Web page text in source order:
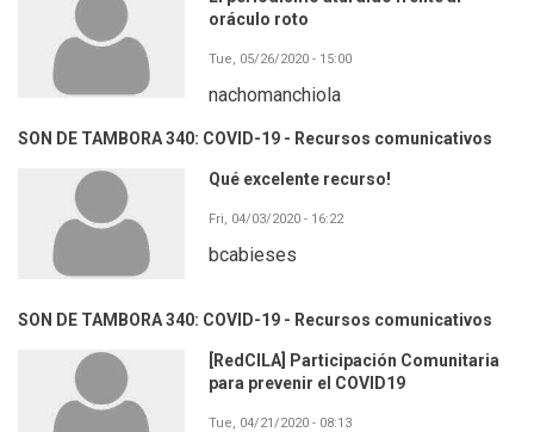
oráculo roto
Tue, 05/26/2020 - 15:00
nachomanchiola
SON DE TAMBORA 340: COVID-19 - Recursos comunicativos
Qué excelente recurso!
Fri, 04/03/2020 - 16:22
bcabieses
SON DE TAMBORA 340: COVID-19 - Recursos comunicativos
[RedCILA] Participación Comunitaria
para prevenir el COVID19
Tue, 04/21/2020 - 08:13